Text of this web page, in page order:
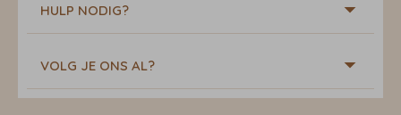
HULP NODIG?
VOLG JE ONS AL?